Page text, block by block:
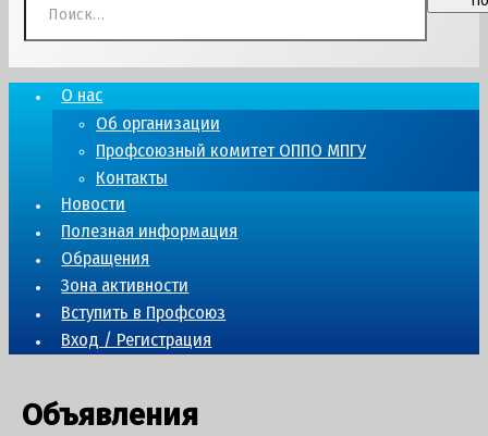
О нас
Об организации
Профсоюзный комитет ОППО МПГУ
Контакты
Новости
Полезная информация
Обращения
Зона активности
Вступить в Профсоюз
Вход / Регистрация
Объявления